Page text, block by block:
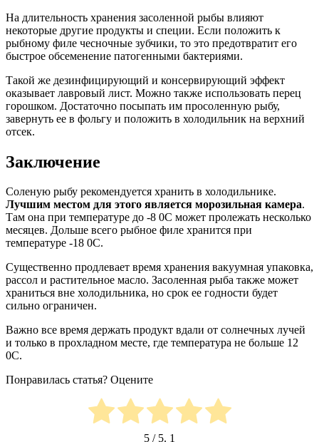
На длительность хранения засоленной рыбы влияют
некоторые другие продукты и специи. Если положить к
рыбному филе чесночные зубчики, то это предотвратит его
быстрое обсеменение патогенными бактериями.
Такой же дезинфицирующий и консервирующий эффект
оказывает лавровый лист. Можно также использовать перец
горошком. Достаточно посыпать им просоленную рыбу,
завернуть ее в фольгу и положить в холодильник на верхний
отсек.
Заключение
Соленую рыбу рекомендуется хранить в холодильнике.
Лучшим местом для этого является морозильная камера.
Там она при температуре до -8 0C может пролежать несколько
месяцев. Дольше всего рыбное филе хранится при
температуре -18 0C.
Существенно продлевает время хранения вакуумная упаковка,
рассол и растительное масло. Засоленная рыба также может
храниться вне холодильника, но срок ее годности будет
сильно ограничен.
Важно все время держать продукт вдали от солнечных лучей
и только в прохладном месте, где температура не больше 12
0C.
Понравилась статья? Оцените
5 / 5. 1